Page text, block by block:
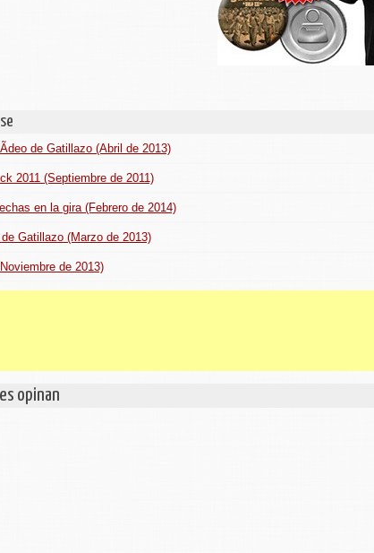
de Gatillazo (Abril de 2013)
2011 (Septiembre de 2011)
en la gira (Febrero de 2014)
Gatillazo (Marzo de 2013)
de 2013)
opinan